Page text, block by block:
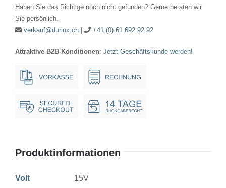
S8.5
Menge
Haben Sie das Richtige noch nicht gefunden? Gerne beraten wir
Sie persönlich.
verkauf@durlux.ch| +41 (0) 61 692 92 92
Attraktive B2B-Konditionen: Jetzt Geschäftskunde werden!
Produktinformationen
Volt 15V